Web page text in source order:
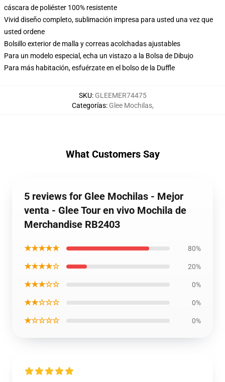
cáscara de poliéster 100% resistente
Vivid diseño completo, sublimación impresa para usted una vez que
usted ordene
Bolsillo exterior de malla y correas acolchadas ajustables
Para un modelo especial, echa un vistazo a la Bolsa de Dibujo
Para más habitación, esfuérzate en el bolso de la Duffle
SKU: GLEEMER74475
Categorías: Glee Mochilas,
What Customers Say
5 reviews for Glee Mochilas - Mejor
venta - Glee Tour en vivo Mochila de
Merchandise RB2403
★★★★★ 80%
★★★★☆ 20%
★★★☆☆ 0%
★★☆☆☆ 0%
★☆☆☆☆ 0%